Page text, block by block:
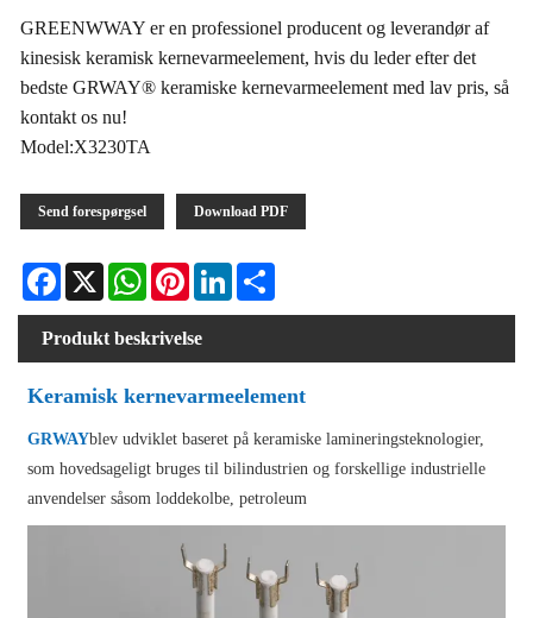
GREENWWAY er en professionel producent og leverandør af
kinesisk keramisk kernevarmeelement, hvis du leder efter det
bedste GRWAY® keramiske kernevarmeelement med lav pris, så
kontakt os nu!
Model:X3230TA
Send forespørgsel Download PDF
Facebook
X WhatsAppPinterestLinkedIn
Produkt beskrivelse
Keramisk kernevarmeelement
GRWAYblev udviklet baseret på keramiske lamineringsteknologier,
som hovedsageligt bruges til bilindustrien og forskellige industrielle
anvendelser såsom loddekolbe, petroleum